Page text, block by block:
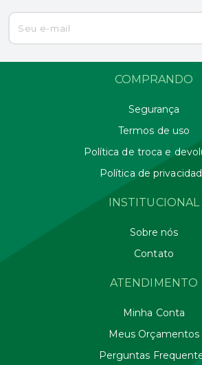
COMPRANDO
Segurança
Termos de uso
Política de troca e
Política de
INSTITUCIONAL
Sobre nós
Contato
ATENDIMENTO
Minha Conta
Meus Orçamentos
Perguntas